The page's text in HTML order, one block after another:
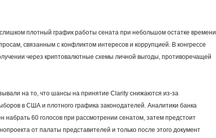
плотный график работы сената при небольшом остатке времени
связанным с конфликтом интересов и коррупцией. В конгрессе
через криптовалютные схемы личной выгоды, противоречащей
на то, что шансы на принятие Clarity снижаются из-за
в США и плотного графика законодателей. Аналитики банка
набрать 60 голосов при рассмотрении сенатом, затем предстоит
от палаты представителей и только после этого документ